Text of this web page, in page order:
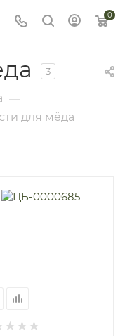
0
3
—
для мёда